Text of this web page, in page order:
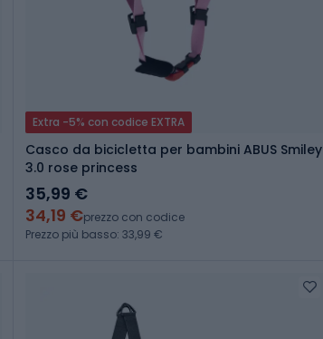
Extra -5% con codice EXTRA
Casco da bicicletta per bambini ABUS Smiley
3.0 rose princess
35,99 €
34,19 €prezzo con codice
Prezzo più basso: 33,99 €